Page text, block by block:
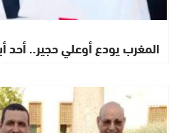
المغرب يودع أوعلي حجير.. أحد
مستجدات